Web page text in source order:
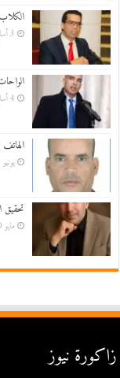
3 أسابيع ago
4 أسابيع ago
يونيو 7, 2026
تحقيق
مايو 30, 2026
زاكورة نيوز